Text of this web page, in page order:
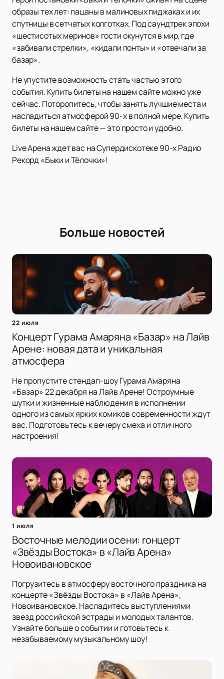
образы тех лет: пацаны в малиновых пиджаках и их
спутницы в сетчатых колготках. Под саундтрек эпохи
«шестисотых меринов» гости окунутся в мир, где
«забивали стрелки», «кидали понты» и «отвечали за
базар».
Не упустите возможность стать частью этого
события. Купить билеты на нашем сайте можно уже
сейчас. Поторопитесь, чтобы занять лучшие места и
насладиться атмосферой 90-х в полной мере. Купить
билеты на нашем сайте — это просто и удобно.
Live Арена ждет вас на Супердискотеке 90-х Радио
Рекорд «Быки и Тёлочки»!
Больше новостей
22 июля
Концерт Гурама Амаряна «Базар» на Лайв
Арене: новая дата и уникальная
атмосфера
Не пропустите стендап-шоу Гурама Амаряна
«Базар» 22 декабря на Лайв Арене! Остроумные
шутки и жизненные наблюдения в исполнении
одного из самых ярких комиков современности ждут
вас. Подготовьтесь к вечеру смеха и отличного
настроения!
1 июля
Восточные мелодии осени: rонцерт
«Звёзды Востока» в «Лайв Арена»
Новоивановское
Погрузитесь в атмосферу восточного праздника на
концерте «Звёзды Востока» в «Лайв Арена»,
Новоивановское. Насладитесь выступлениями
звезд российской эстрады и молодых талантов.
Узнайте больше о событии и готовьтесь к
незабываемому музыкальному шоу!